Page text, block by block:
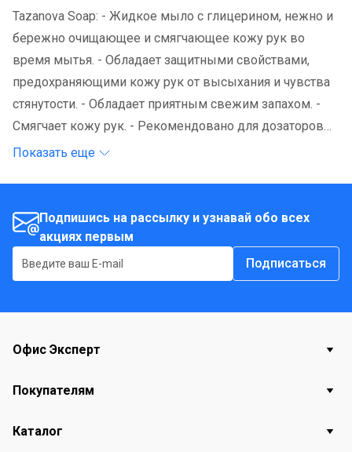
Tazanova Soap: - Жидкое мыло с глицерином, нежно и
бережно очищающее и смягчающее кожу рук во
время мытья. - Обладает защитными свойствами,
предохраняющими кожу рук от высыхания и чувства
стянутости. - Обладает приятным свежим запахом. -
Смягчает кожу рук. - Рекомендовано для дозаторов
жидкого мыла. Рекомендации к применению: -
Состав: - вода. - комплекс ПАВ. - краситель. - отдушка.
- касторовое масло. - консервант. - загуститель. -
глицерин.
Показать еще
Подпишись на рассылку и узнавай обо всех
акциях первым
Подписаться
Офис Эксперт
Покупателям
Каталог